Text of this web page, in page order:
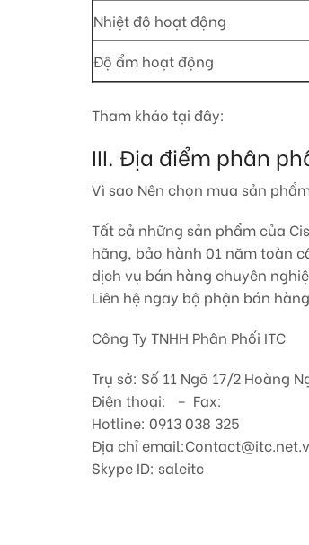
Nhiệt độ hoạt động
Độ ẩm hoạt động
Tham khảo tại đây:
III. Địa điểm phân
Vì sao Nên chọn mua sản
Tất cả những sản phẩm của
hãng, bảo hành 01 năm toàn
dịch vụ bán hàng chuyên
Liên hệ ngay bộ phận bán
Công Ty TNHH Phân Phối ITC
Trụ sở: Số 11 Ngõ 17/2 Hoàng
Điện thoại: – Fax:
Hotline: 0913 038 325
Địa chỉ
Skype ID: saleitc